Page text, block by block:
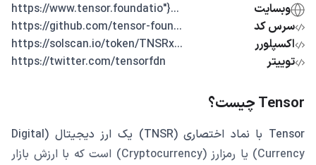
وبسایت
...{"https://www.tensor.foundatio
سرس کد
...https://github.com/tensor-foun
اکسپلورر
...https://solscan.io/token/TNSRx
توییتر
https://twitter.com/tensorfdn
Tensor چیست؟
Tensor با نماد اختصاری (TNSR) یک ارز دیجیتال (Digital
Currency) یا رمزارز (Cryptocurrency) است که با ارزش بازار